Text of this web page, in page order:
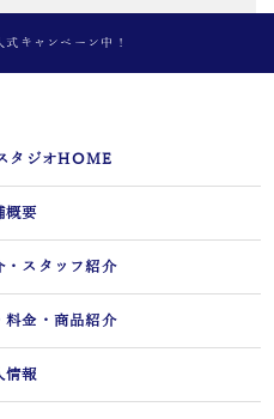
式キャンペーン中！
タジオHOME
概要
・スタッフ紹介
料金・商品紹介
情報